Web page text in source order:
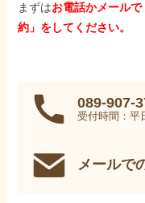
まずはお電話かメール
約」をしてください。
089-907-
受付時間：平
メールで